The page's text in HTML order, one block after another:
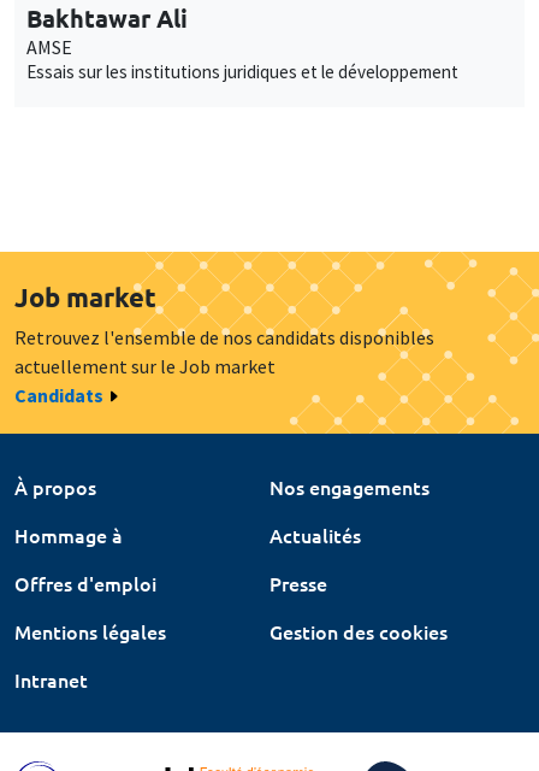
Bakhtawar Ali
AMSE
Essais sur les institutions juridiques et le développement
Job market
Retrouvez l'ensemble de nos candidats disponibles
actuellement sur le Job market
Candidats
À propos
Nos engagements
Hommage à
Actualités
Offres d'emploi
Presse
Mentions légales
Gestion des cookies
Intranet